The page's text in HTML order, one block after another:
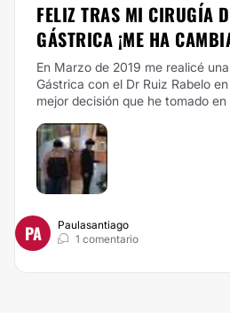
FELIZ TRAS MI CIRUGÍA
GÁSTRICA ¡ME HA
En Marzo de 2019 me realicé
Gástrica con el Dr Ruiz Rabelo
mejor decisión que he tomado en
PA
Paulasantiago
1 comentario